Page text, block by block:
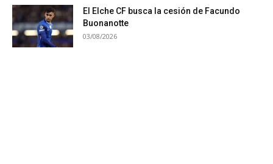
El Elche CF busca la cesión de Facundo
Buonanotte
03/08/2026